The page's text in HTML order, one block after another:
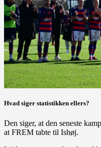
Hvad siger statistikken ellers?
Den siger, at den seneste
at FREM tabte til Ishøj.